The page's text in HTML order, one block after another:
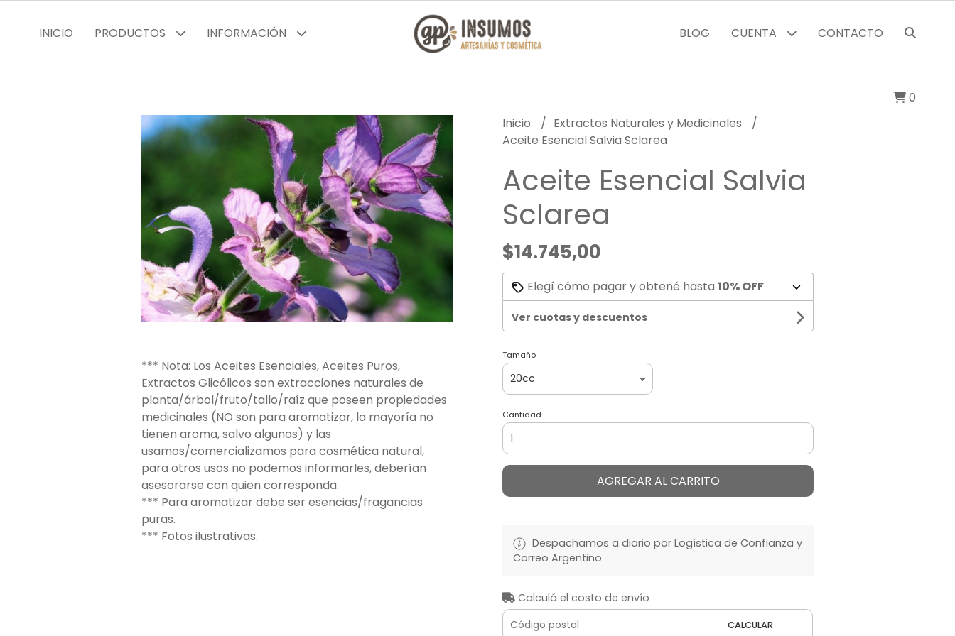
INICIO PRODUCTOS INFORMACIÓN BLOG CUENTA CONTACTO
0
*** Nota: Los Aceites Esenciales, Aceites Puros,
Extractos Glicólicos son extracciones naturales de
planta/árbol/fruto/tallo/raíz que poseen propiedades
medicinales (NO son para aromatizar, la mayoría no
tienen aroma, salvo algunos) y las
usamos/comercializamos para cosmética natural,
para otros usos no podemos informarles, deberían
asesorarse con quien corresponda.
*** Para aromatizar debe ser esencias/fragancias
puras.
*** Fotos ilustrativas.
Inicio
Extractos Naturales y Medicinales
Aceite Esencial Salvia Sclarea
Aceite Esencial Salvia
Sclarea
$14.745,00
Elegí cómo pagar y obtené hasta 10% OFF
Ver cuotas y descuentos
Tamaño
Cantidad
AGREGAR AL CARRITO
Despachamos a diario por Logística de Confianza y
Correo Argentino
Calculá el costo de envío
CALCULAR